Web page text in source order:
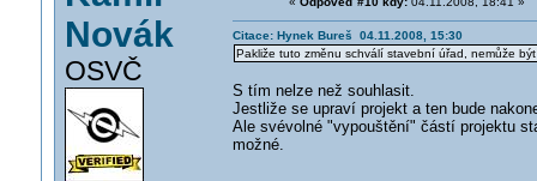
Novák
OSVČ
Citace: Hynek Bureš 04.11.2008, 15:30
Pakliže tuto změnu schválí stavební úřad, nemůže
S tím nelze než souhlasit.
Jestliže se upraví projekt a ten bude
Ale svévolné "vypouštění" částí projektu
možné.